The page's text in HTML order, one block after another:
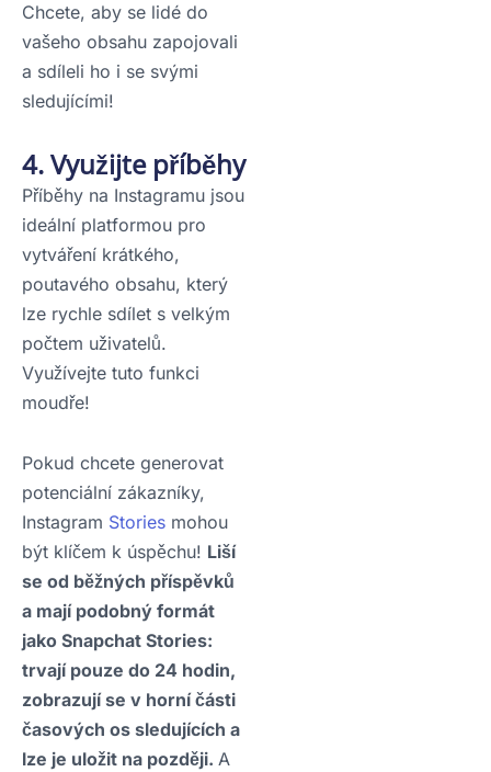
Chcete, aby se lidé do
vašeho obsahu zapojovali
a sdíleli ho i se svými
sledujícími!
4. Využijte příběhy
Příběhy na Instagramu jsou
ideální platformou pro
vytváření krátkého,
poutavého obsahu, který
lze rychle sdílet s velkým
počtem uživatelů.
Využívejte tuto funkci
moudře!
Pokud chcete generovat
potenciální zákazníky,
Instagram Stories mohou
být klíčem k úspěchu! Liší
se od běžných příspěvků
a mají podobný formát
jako Snapchat Stories:
trvají pouze do 24 hodin,
zobrazují se v horní části
časových os sledujících a
lze je uložit na později. A